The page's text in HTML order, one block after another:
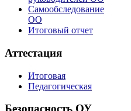
Самообследование
ОО
Итоговый отчет
Аттестация
Итоговая
Педагогическая